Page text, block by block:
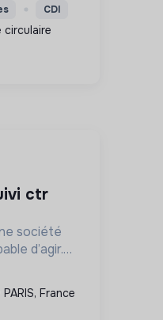
lucratif,
de la
CDI
circulaire
ctr
société
d’agir.
et
et
PARIS, France